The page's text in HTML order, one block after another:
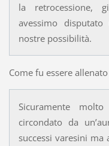
la retrocessione,
avessimo
nostre possibilità.
Come fu essere
Sicuramente
circondato da
successi varesini ma